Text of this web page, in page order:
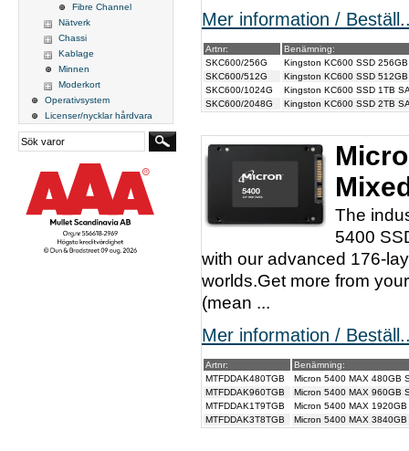
Mer information /
Artnr:
Benämning:
SKC600/256G
Kingston KC600 SSD
SKC600/512G
Kingston KC600 SSD
SKC600/1024G
Kingston KC600 SSD 1TB
SKC600/2048G
Kingston KC600 SSD 2TB
The
5400
with our advanced 176-
worlds.Get more from
(mean ...
Mer information /
Artnr:
Benämning:
MTFDDAK480TGB
Micron 5400 MAX 480GB
MTFDDAK960TGB
Micron 5400 MAX 960GB
MTFDDAK1T9TGB
Micron 5400 MAX 1920GB
MTFDDAK3T8TGB
Micron 5400 MAX 3840GB
Fibre Channel
Nätverk
Chassi
Kablage
Minnen
Moderkort
Operativsystem
Licenser/nycklar hårdvara